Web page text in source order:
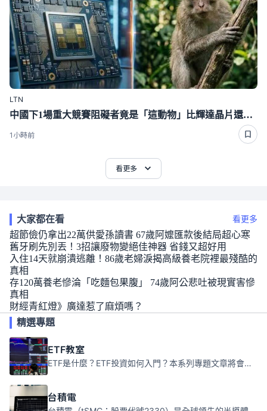
LTN
中國下1場重大競賽阻礙者竟是「這動物」比輝達晶片還難搞
1小時前
看更多
大家都在看 看更多
超節儉仍拿出22萬供愛孫讀書 67歲阿嬤匯款後結局超心寒
舊牙刷先別丟！3招讓廢物變絕佳神器 省錢又超好用
入住14天就崩潰逃離！86歲老婦淚揭高級養老院裡最殘酷的
真相
存120萬養老慘淪「吃麵包果腹」 74歲阿公悲吐被現實害慘
真相
財經青紅燈》廣達惹了麻煩嗎？
精選專題
ETF教室
ETF是什麼？ETF投資如何入門？本系列專題文章將會告訴你新手必須知道的ETF基礎知識。
台積電